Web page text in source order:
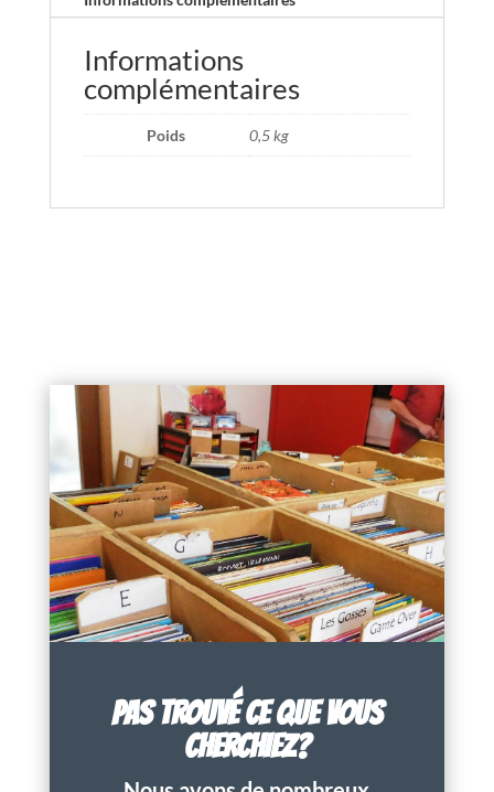
Informations
complémentaires
Poids 0,5 kg
PAS TROUVÉ CE QUE VOUS
CHERCHIEZ?